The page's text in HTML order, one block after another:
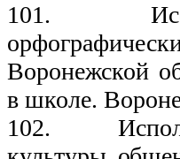
101.
Воронежской
в школе.
102.